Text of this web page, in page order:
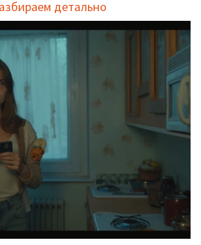
детально